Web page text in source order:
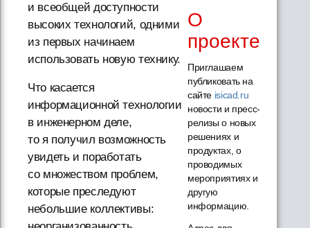
и всеобщей доступности
высоких технологий, одними
из первых начинаем
использовать новую технику.
Что касается
информационной технологии
в инженерном деле,
то я получил возможность
увидеть и поработать
со множеством проблем,
которые преследуют
небольшие коллективы:
О
проекте
Приглашаем
публиковать на
сайте isicad.ru
новости и пресс-
релизы о новых
решениях и
продуктах, о
проводимых
мероприятиях и
другую
информацию.